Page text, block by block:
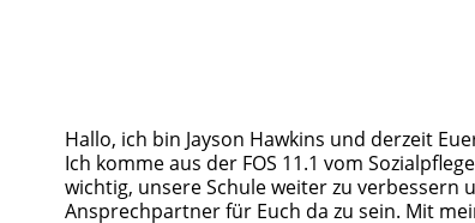
Hallo, ich bin Jayson Hawkins und derzeit
Ich komme aus der FOS 11.1 vom
wichtig, unsere Schule weiter zu verbessern
Ansprechpartner für Euch da zu sein. Mit